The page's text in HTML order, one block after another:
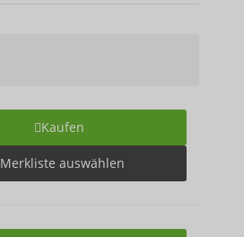
Kaufen
Merkliste auswählen